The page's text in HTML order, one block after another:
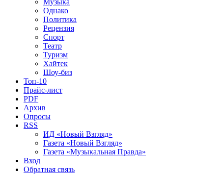
Однако
Политика
Рецензия
Спорт
Театр
Туризм
Хайтек
Шоу-биз
Топ-10
Прайс-лист
PDF
Архив
Опросы
RSS
ИД «Новый Взгляд»
Газета «Новый Взгляд»
Газета «Музыкальная Правда»
Вход
Обратная связь